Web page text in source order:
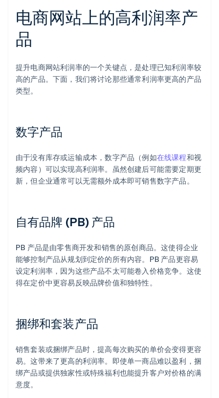
电商网站上的高利润率产
品
提升电商网站利润率的一个关键点，是处理已知利润率较
高的产品。下面，我们将讨论那些通常利润率更高的产品
类型。
数字产品
由于没有库存或运输成本，数字产品（例如在线课程和视
频内容）可以实现高利润率。虽然创建后可能需要定期更
新，但企业通常可以无需额外成本即可销售数字产品。
自有品牌 (PB) 产品
PB 产品是由零售商开发和销售的原创商品。这使得企业
能够控制产品从规划到定价的所有内容。PB 产品更容易
设定利润率，因为这些产品不太可能卷入价格竞争。这使
得在定价中更容易反映品牌价值和独特性。
捆绑和套装产品
销售套装或捆绑产品时，提高每次购买的单价会变得更容
易。这带来了更高的利润率。即使单一商品难以盈利，捆
绑产品或提供独家性或特殊福利也能提升客户对价格的满
意度。